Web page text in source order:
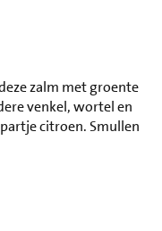
zalm met groente
venkel, wortel en
citroen. Smullen